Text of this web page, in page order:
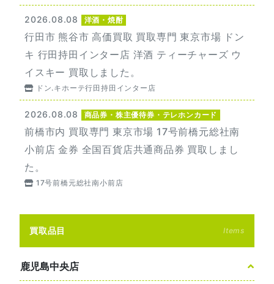
2026.08.08 洋酒・焼酎
行田市 熊谷市 高価買取 買取専門 東京市場 ドン
キ 行田持田インター店 洋酒 ティーチャーズ ウ
イスキー 買取しました。
ドン.キホーテ行田持田インター店
2026.08.08 商品券・株主優待券・テレホンカード
前橋市内 買取専門 東京市場 17号前橋元総社南
小前店 金券 全国百貨店共通商品券 買取しまし
た。
17号前橋元総社南小前店
買取品目 Items
鹿児島中央店